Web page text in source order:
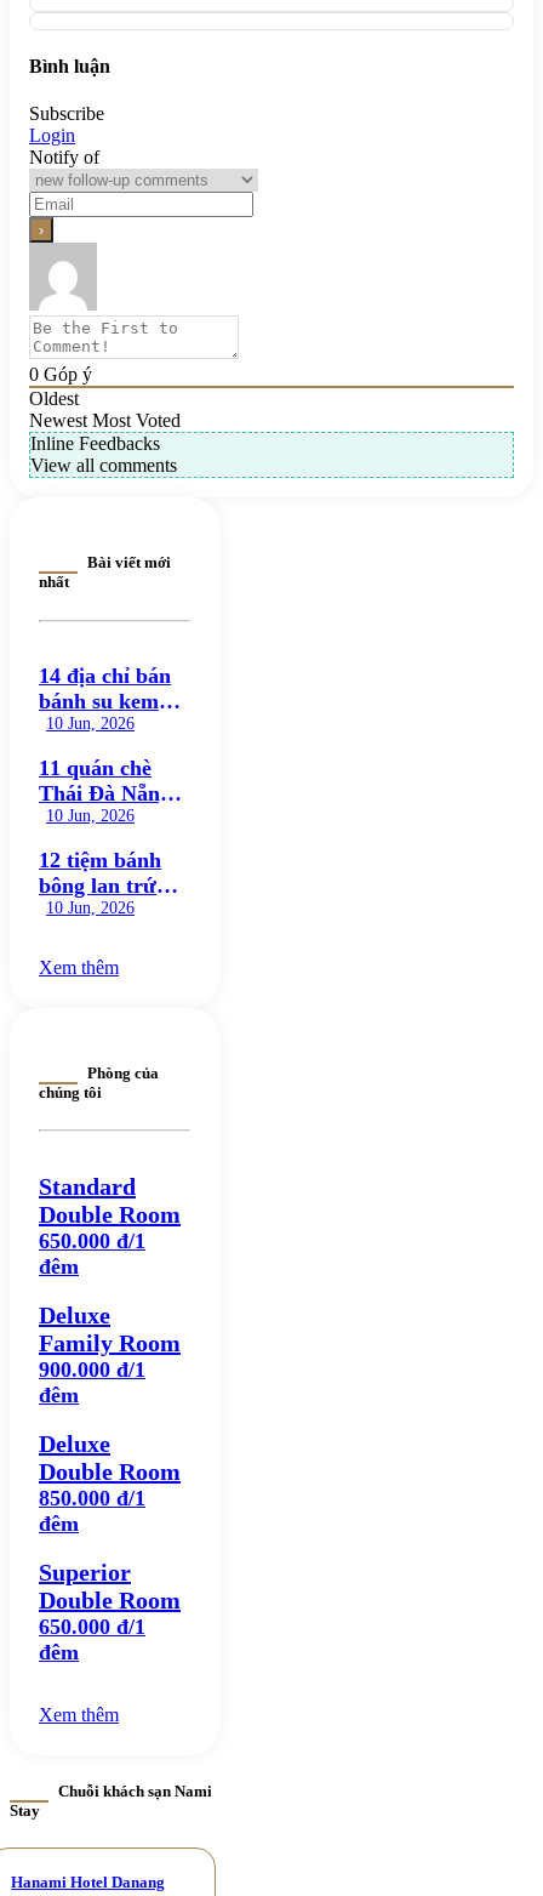
Bình luận
Subscribe
Login
Notify of
0 Góp ý
Oldest
Newest Most Voted
Inline Feedbacks
View all comments
Bài viết mới
nhất
14 địa chỉ bán
bánh su kem
ngon nổi bật,
hiện nay
10 Jun, 2026
11 quán chè
Thái Đà Nẵng
ngon nức tiếng,
10 Jun, 2026
12 tiệm bánh
bông lan trứng
muối Đà Nẵng
đáng thử
10 Jun, 2026
Xem thêm
Phòng của
chúng tôi
Standard
Double Room
650.000 đ/1
đêm
Deluxe
Family Room
900.000 đ/1
đêm
Deluxe
Double Room
850.000 đ/1
đêm
Superior
Double Room
650.000 đ/1
đêm
Xem thêm
Chuỗi khách sạn Nami
Stay
Hanami Hotel Danang